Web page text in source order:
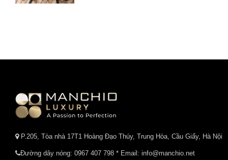
P.205, Tòa nhà 17T1 Hoàng Đạo Thúy, Trung Hòa, Cầu Giấy, Hà Nội
Đường dây nóng: 0967 407 798 * Email: info@manchio.net